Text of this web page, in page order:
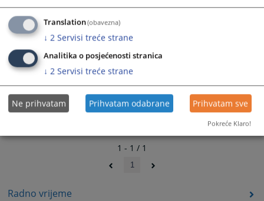
Radno vrijeme
1 - 1 / 1
1
Translation(obavezna)
↓ 2 Servisi treće strane
Analitika o posjećenosti stranica
↓ 2 Servisi treće strane
Ne prihvatam Prihvatam odabrane Prihvatam sve
Pokreće Klaro!